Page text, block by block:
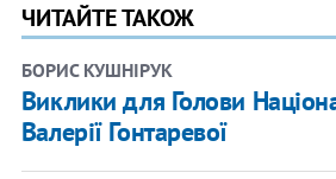
ЧИТАЙТЕ ТАКОЖ
БОРИС КУШНІРУК
Виклики для Голови
Валерії Гонтаревої